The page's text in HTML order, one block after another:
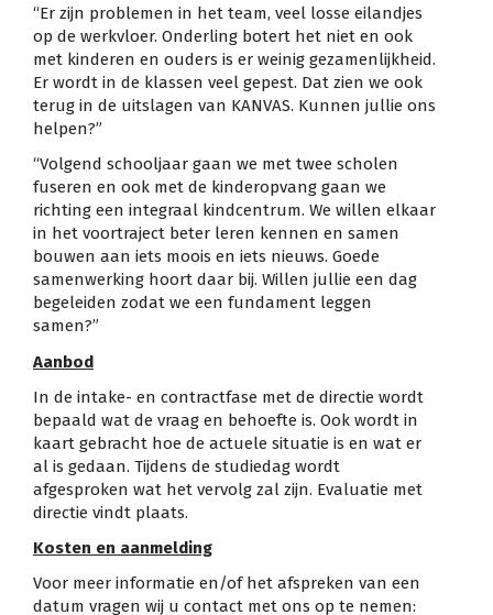
“Er zijn problemen in het team, veel losse eilandjes
op de werkvloer. Onderling botert het niet en ook
met kinderen en ouders is er weinig gezamenlijkheid.
Er wordt in de klassen veel gepest. Dat zien we ook
terug in de uitslagen van KANVAS. Kunnen jullie ons
helpen?”
“Volgend schooljaar gaan we met twee scholen
fuseren en ook met de kinderopvang gaan we
richting een integraal kindcentrum. We willen elkaar
in het voortraject beter leren kennen en samen
bouwen aan iets moois en iets nieuws. Goede
samenwerking hoort daar bij. Willen jullie een dag
begeleiden zodat we een fundament leggen
samen?”
Aanbod
In de intake- en contractfase met de directie wordt
bepaald wat de vraag en behoefte is. Ook wordt in
kaart gebracht hoe de actuele situatie is en wat er
al is gedaan. Tijdens de studiedag wordt
afgesproken wat het vervolg zal zijn. Evaluatie met
directie vindt plaats.
Kosten en aanmelding
Voor meer informatie en/of het afspreken van een
datum vragen wij u contact met ons op te nemen: